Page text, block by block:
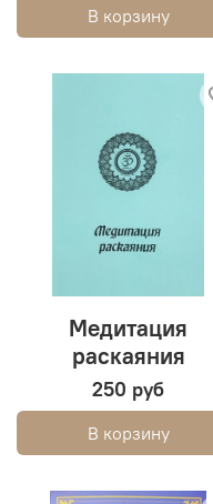
В корзину
Медитация
раскаяния
250 руб
В корзину